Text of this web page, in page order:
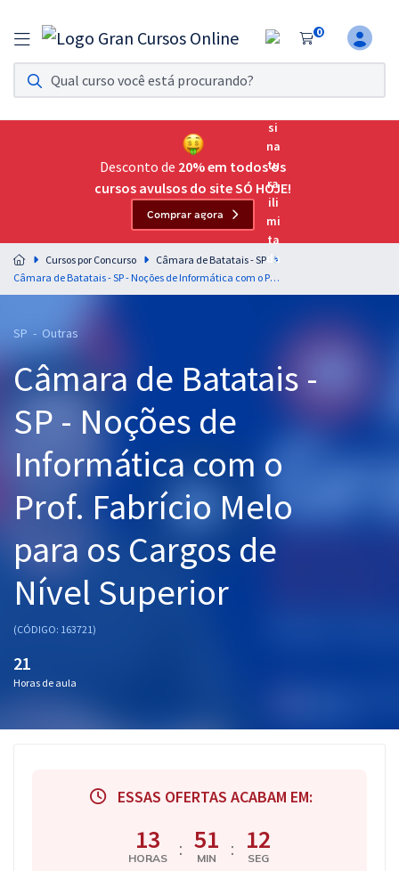
0
Assinatura Ilimitada 11
Acesso a todos os cursos. Teste grátis por 7 dias!
Assinatura OAB Até Passar
Acesso ilimitado a toda preparação para o Exame da
Residências Multiprofissionais
Preparação completa e intensiva para as principais
residências em saúde do Brasil
Cursos 20% OFF
Pós
Graduação
OAB
Questões grátis
Aprovados
Desconto de 20% em todos os
cursos avulsos do site SÓ HOJE!
Comprar agora
Cursos por Concurso
Câmara de Batatais - SP
Câmara de Batatais - SP - Noções de Informática com o Prof. Fabrício Melo para os Cargos de Nível Superior
SP - Outras
Câmara de Batatais -
SP - Noções de
Informática com o
Prof. Fabrício Melo
para os Cargos de
Nível Superior
(CÓDIGO: 163721)
21
Horas de aula
ESSAS OFERTAS ACABAM EM:
13
HORAS : 51
MIN : 11
SEG